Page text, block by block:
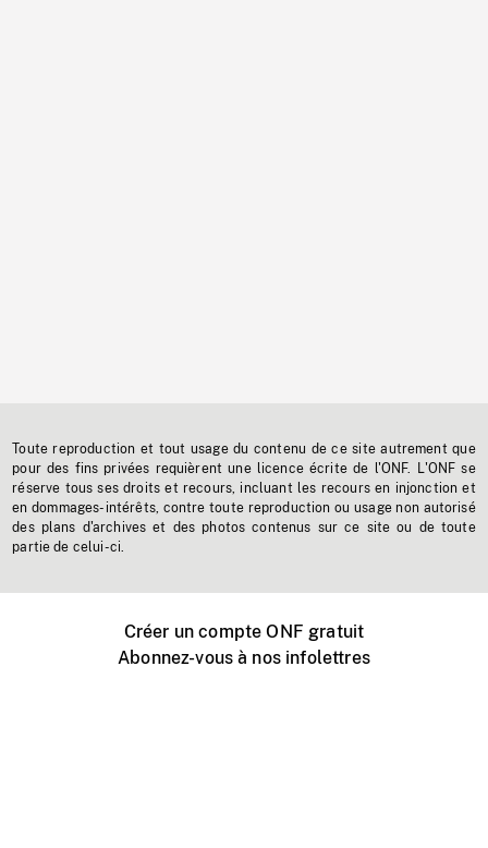
Toute reproduction et tout usage du contenu de ce site autrement que
pour des fins privées requièrent une licence écrite de l'ONF. L'ONF se
réserve tous ses droits et recours, incluant les recours en injonction et
en dommages-intérêts, contre toute reproduction ou usage non autorisé
des plans d'archives et des photos contenus sur ce site ou de toute
partie de celui-ci.
Créer un compte ONF gratuit
Abonnez-vous à nos infolettres